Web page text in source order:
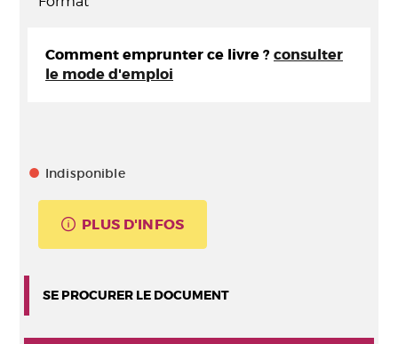
Comment emprunter ce livre ? consulter
le mode d'emploi
Indisponible
PLUS D'INFOS
SE PROCURER LE DOCUMENT